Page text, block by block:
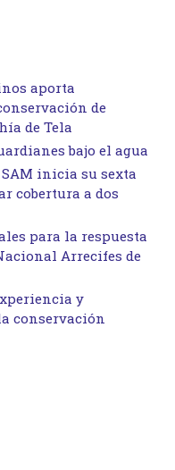
aporta
de
de Tela
bajo el agua
SAM inicia su sexta
cobertura a dos
para la respuesta
Arrecifes de
y
conservación